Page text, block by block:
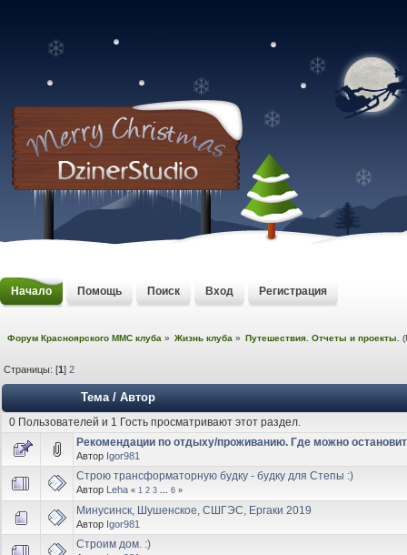
Начало Помощь Поиск Вход Регистрация
Форум Красноярского MMC клуба » Жизнь клуба » Путешествия. Отчеты и проекты.
Страницы: [1]2
Тема/ Автор
0 Пользователей и 1 Гость просматривают этот раздел.
Рекомендации по отдыху/проживанию. Где можно
Автор Igor981
Строю трансформаторную будку - будку для Степы :)
Автор Leha « 1 2 3 ... 6 »
Минусинск, Шушенское, СШГЭС, Ергаки 2019
Автор Igor981
Строим дом. :)